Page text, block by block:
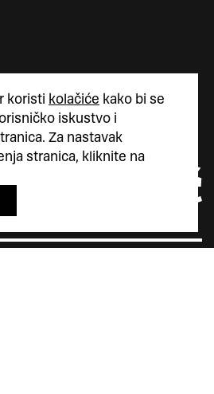
koristi kolačiće kako bi se
iskustvo i
Za nastavak
stranica, kliknite na